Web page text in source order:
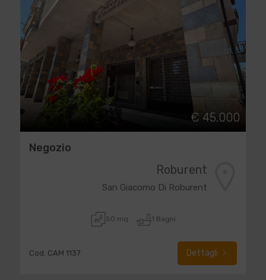
€ 45.000
Negozio
Roburent
San Giacomo Di Roburent
50 mq 1 Bagni
Cod. CAM 1137 Dettagli